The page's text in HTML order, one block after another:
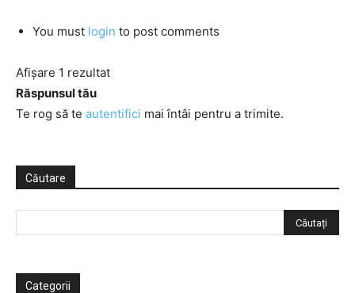
You must login to post comments
Afișare 1 rezultat
Răspunsul tău
Te rog să te autentifici mai întâi pentru a trimite.
Căutare
Categorii